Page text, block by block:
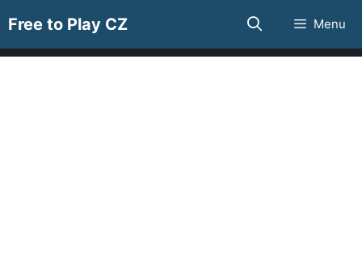
na
obsah
Free to Play CZ Menu